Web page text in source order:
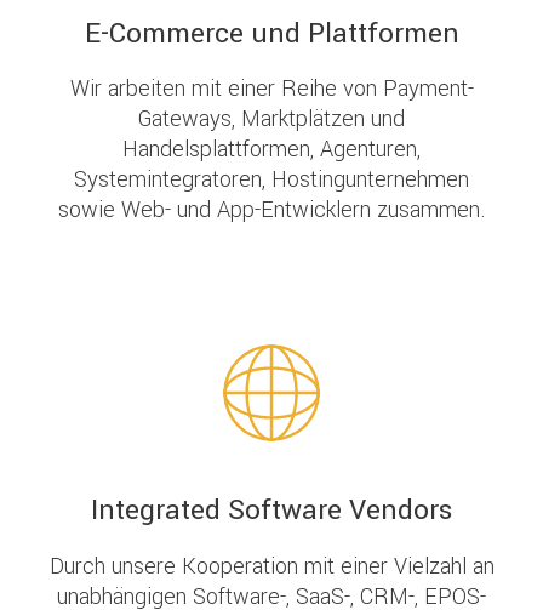
E-Commerce und Plattformen
Wir arbeiten mit einer Reihe von Payment-
Gateways, Marktplätzen und
Handelsplattformen, Agenturen,
Systemintegratoren, Hostingunternehmen
sowie Web- und App-Entwicklern zusammen.
Integrated Software Vendors
Durch unsere Kooperation mit einer Vielzahl an
unabhängigen Software-, SaaS-, CRM-, EPOS-